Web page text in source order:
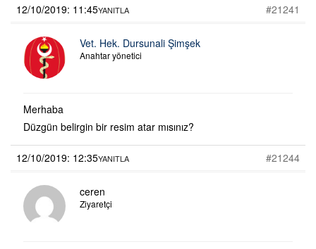
12/10/2019: 11:45 #21241
YANITLA
Vet. Hek. Dursunali Şimşek
Anahtar yönetici
Merhaba
Düzgün belirgin bir resim atar mısınız?
12/10/2019: 12:35 #21244
YANITLA
ceren
Ziyaretçi